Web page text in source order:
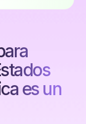
es un